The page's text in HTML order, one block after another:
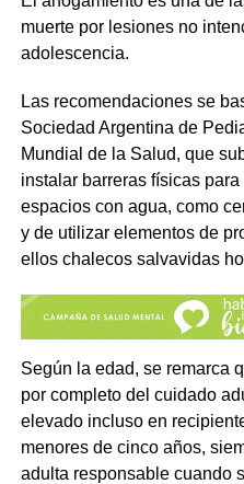
muerte por lesiones no
adolescencia.
Las recomendaciones se
Sociedad Argentina de
Mundial de la Salud, que
instalar barreras físicas
espacios con agua, como
y de utilizar elementos de
ellos chalecos salvavidas
Según la edad, se remarca
por completo del cuidado
elevado incluso en
menores de cinco años,
adulta responsable cuando